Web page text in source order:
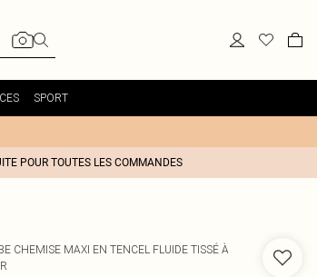
SPORT
POUR TOUTES LES COMMANDES
CHEMISE MAXI EN TENCEL FLUIDE TISSÉ À